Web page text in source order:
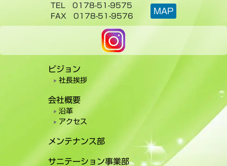
TEL 0178-51-9575
FAX 0178-51-9576
MAP
ビジョン
社長挨拶
会社概要
沿革
アクセス
メンテナンス部
サニテーション事業部